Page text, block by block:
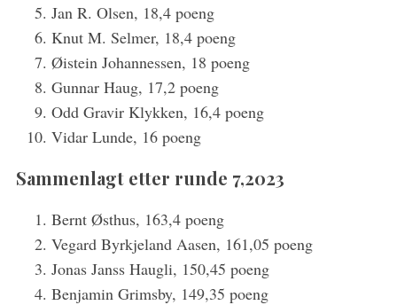
Jan R. Olsen, 18,4 poeng
Knut M. Selmer, 18,4 poeng
Øistein Johannessen, 18 poeng
Gunnar Haug, 17,2 poeng
Odd Gravir Klykken, 16,4 poeng
Vidar Lunde, 16 poeng
Sammenlagt etter runde 7,2023
Bernt Østhus, 163,4 poeng
Vegard Byrkjeland Aasen, 161,05 poeng
Jonas Janss Haugli, 150,45 poeng
Benjamin Grimsby, 149,35 poeng